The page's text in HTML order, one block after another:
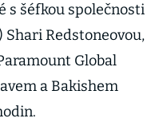
s šéfkou společnosti
Redstoneovou,
Global
a Bakishem